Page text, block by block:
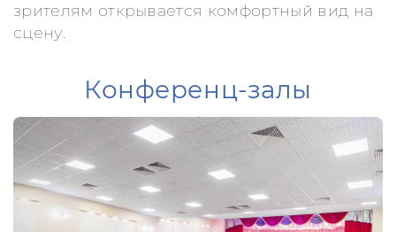
зрителям открывается комфортный вид на
сцену.
Конференц-залы